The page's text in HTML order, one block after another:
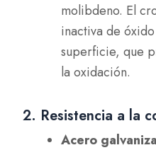
molibdeno. El
inactiva de
superficie, que
la oxidación.
2. Resistencia a la
Acero